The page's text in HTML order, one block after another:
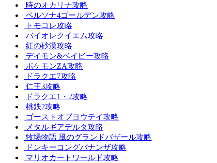
時のオカリナ攻略
ペルソナ4ゴールデン攻略
トモコレ攻略
バイオレクイエム攻略
紅の砂漠攻略
デイモン&ベイビー攻略
ポケモンZA攻略
ドラクエ7攻略
仁王3攻略
ドラクエ1・2攻略
桃鉄2攻略
ゴーストオブヨウテイ攻略
メタルギアデルタ攻略
牧場物語 風のグランドバザール攻略
ドンキーコングバナンザ攻略
マリオカートワールド攻略